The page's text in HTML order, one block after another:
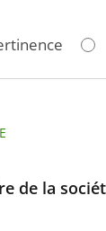
de la